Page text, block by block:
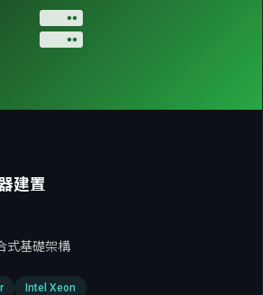
建置
式基礎架構
Intel Xeon